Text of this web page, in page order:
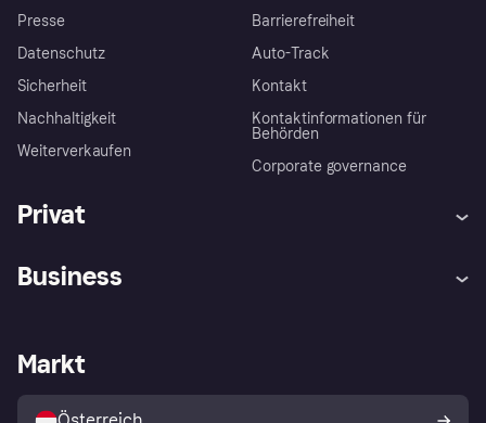
Presse
Datenschutz
Sicherheit
Nachhaltigkeit
Weiterverkaufen
Barrierefreiheit
Auto-Track
Kontakt
Kontaktinformationen für
Behörden
Corporate governance
Privat
Shops entdecken
Business
Händlerportal
Markt